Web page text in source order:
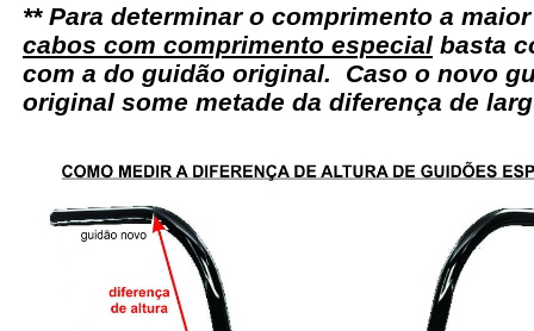
** Para determinar o comprimento a
cabos com comprimento especial basta
com a do guidão original. Caso o novo
original some metade da diferença de